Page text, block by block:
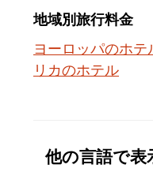
地域別旅行料金
ヨーロッパのホテ
リカのホテル
他の言語で表